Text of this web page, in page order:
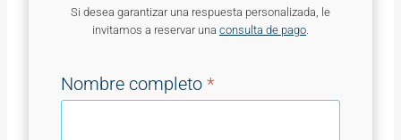
Si desea garantizar una respuesta personalizada, le
invitamos a reservar una consulta de pago.
Nombre completo *